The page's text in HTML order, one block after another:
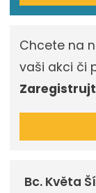
Chcete na
vaši akci či
Bc. Květa